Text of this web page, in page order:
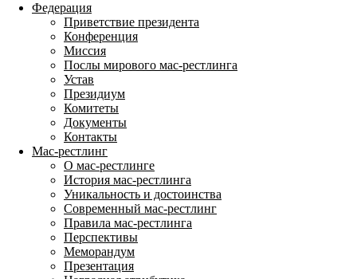
Федерация
Приветствие президента
Конференция
Миссия
Послы мирового мас-рестлинга
Устав
Президиум
Комитеты
Документы
Контакты
Мас-рестлинг
О мас-рестлинге
История мас-рестлинга
Уникальность и достоинства
Современный мас-рестлинг
Правила мас-рестлинга
Перспективы
Меморандум
Презентация